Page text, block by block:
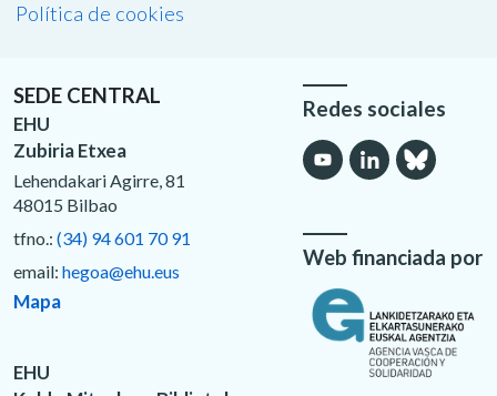
Política de cookies
SEDE CENTRAL
EHU
Zubiria Etxea
Lehendakari Agirre, 81
48015 Bilbao
tfno.: (34) 94 601 70 91
email: hegoa@ehu.eus
Mapa
EHU
Redes sociales
Web financiada por